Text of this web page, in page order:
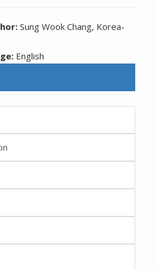
Sung Wook Chang, Korea-
English